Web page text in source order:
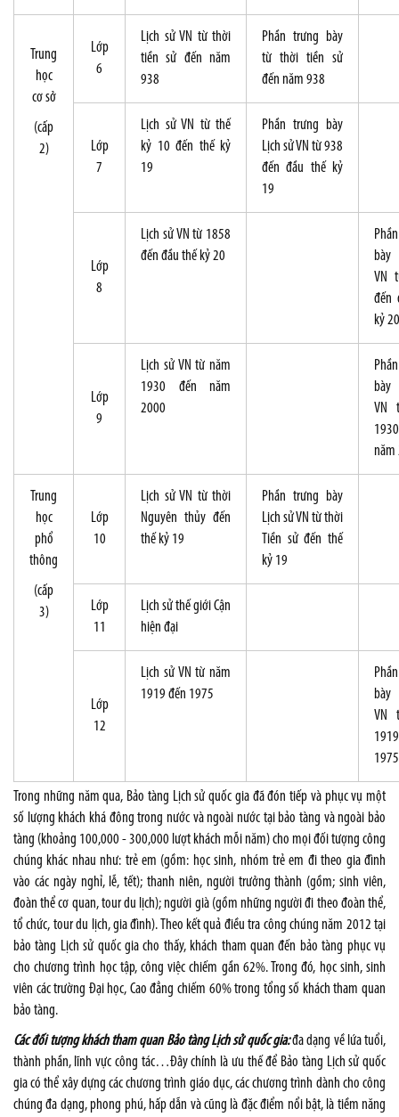
Trung
học
cơ sở
(cấp
2)
Lớp
6
Lịch sử VN từ thời
tiền sử đến năm
938
Phần trưng bày
từ thời tiền sử
đến năm 938
Lớp
7
Lịch sử VN từ thế
kỷ 10 đến thế kỷ
19
Phần trưng bày
Lịch sử VN từ 938
đến đầu thế kỷ
19
Lớp
8
Lịch sử VN từ 1858
đến đầu thế kỷ 20
bày
VN
đến
kỷ 20
Lớp
9
Lịch sử VN từ năm
1930 đến năm
2000
bày
VN
năm
Trung
học
phổ
thông
(cấp
3)
Lớp
10
Lịch sử VN từ thời
Nguyên thủy đến
thế kỷ 19
Phần trưng bày
Lịch sử VN từ thời
Tiền sử đến thế
kỷ 19
Lớp
11
Lịch sử thế giới Cận
hiện đại
Lớp
12
Lịch sử VN từ năm
1919 đến 1975
bày
VN
1975
Trong những năm qua, Bảo tàng Lịch sử quốc gia đã đón tiếp và phục vụ một
số lượng khách khá đông trong nước và ngoài nước tại bảo tàng và ngoài bảo
tàng (khoảng 100,000 - 300,000 lượt khách mỗi năm) cho mọi đối tượng công
chúng khác nhau như: trẻ em (gồm: học sinh, nhóm trẻ em đi theo gia đình
vào các ngày nghỉ, lễ, tết); thanh niên, người trưởng thành (gồm; sinh viên,
đoàn thể cơ quan, tour du lịch); người già (gồm những người đi theo đoàn thể,
tổ chức, tour du lịch, gia đình). Theo kết quả điều tra công chúng năm 2012 tại
bảo tàng Lịch sử quốc gia cho thấy, khách tham quan đến bảo tàng phục vụ
cho chương trình học tập, công việc chiếm gần 62%. Trong đó, học sinh, sinh
viên các trường Đại học, Cao đẳng chiếm 60% trong tổng số khách tham quan
bảo tàng.
Các đối tượng khách tham quan Bảo tàng Lịch sử quốc gia:đa dạng về lứa tuổi,
thành phần, lĩnh vực công tác…Đây chính là ưu thế để Bảo tàng Lịch sử quốc
gia có thể xây dựng các chương trình giáo dục, các chương trình dành cho công
chúng đa dạng, phong phú, hấp dẫn và cũng là đặc điểm nổi bật, là tiềm năng